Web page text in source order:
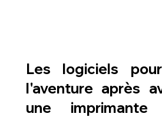
Les logiciels
l'aventure après
une